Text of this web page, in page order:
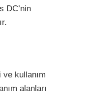
DC’nin
kullanım
alanları